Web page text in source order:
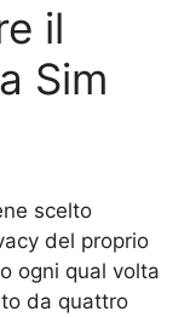
il
Sim
scelto
del proprio
ogni qual volta
da quattro